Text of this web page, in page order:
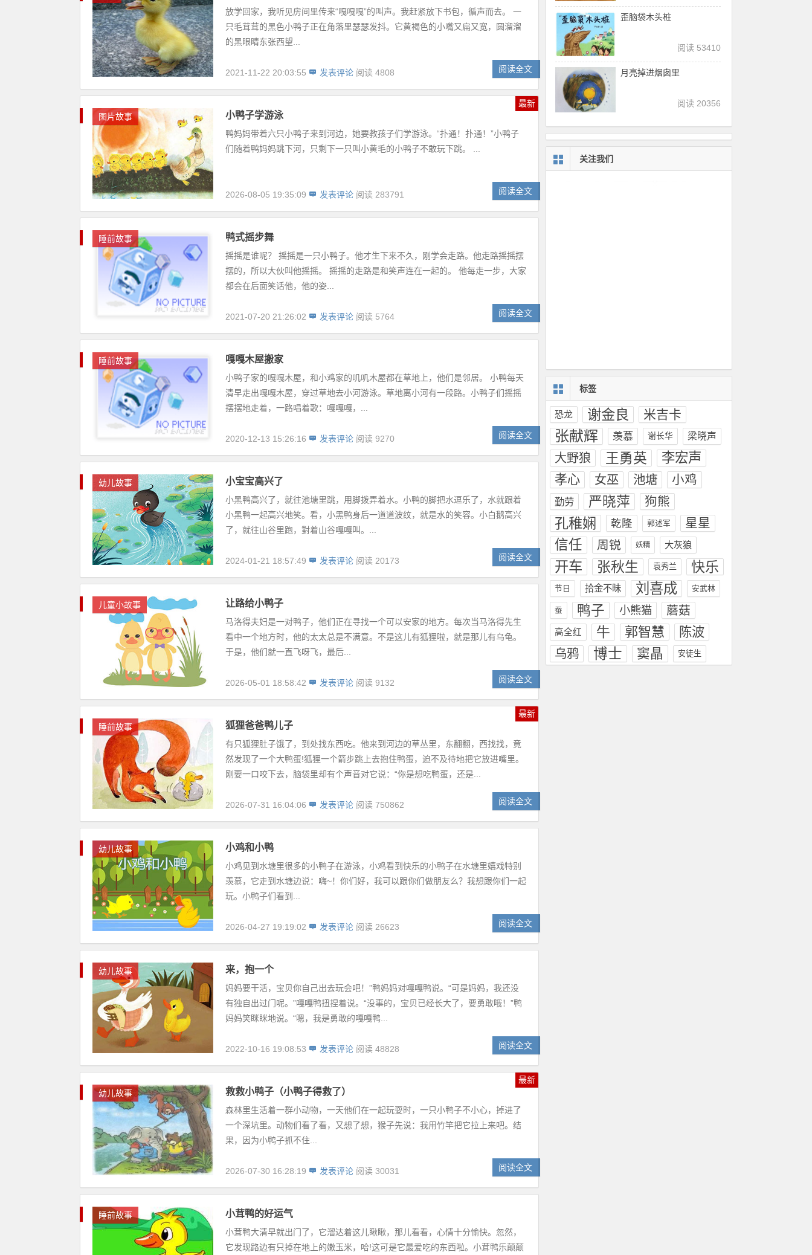
放学回家，我听见房间里传来“嘎嘎嘎”的叫声。我赶紧放下书包，循声而去。 一
只毛茸茸的黑色小鸭子正在角落里瑟瑟发抖。它黄褐色的小嘴又扁又宽，圆溜溜
的黑眼睛东张西望...
2021-11-22 20:03:55 发表评论 阅读 4808 阅读全文
图片故事 小鸭子学游泳
鸭妈妈带着六只小鸭子来到河边，她要教孩子们学游泳。“扑通！扑通！”小鸭子
们随着鸭妈妈跳下河，只剩下一只叫小黄毛的小鸭子不敢玩下跳。 ...
最新
2026-08-05 19:35:09 发表评论 阅读 283791 阅读全文
睡前故事 鸭式摇步舞
摇摇是谁呢？ 摇摇是一只小鸭子。他才生下来不久，刚学会走路。他走路摇摇摆
摆的，所以大伙叫他摇摇。 摇摇的走路是和笑声连在一起的。 他每走一步，大家
都会在后面笑话他，他的姿...
2021-07-20 21:26:02 发表评论 阅读 5764 阅读全文
睡前故事 嘎嘎木屋搬家
小鸭子家的嘎嘎木屋，和小鸡家的叽叽木屋都在草地上，他们是邻居。 小鸭每天
清早走出嘎嘎木屋，穿过草地去小河游泳。草地离小河有一段路。小鸭子们摇摇
摆摆地走着，一路唱着歌：嘎嘎嘎，...
2020-12-13 15:26:16 发表评论 阅读 9270 阅读全文
幼儿故事 小宝宝高兴了
小黑鸭高兴了，就往池塘里跳，用脚拨弄着水。小鸭的脚把水逗乐了，水就跟着
小黑鸭一起高兴地笑。看，小黑鸭身后一道道波纹，就是水的笑容。小白鹅高兴
了，就往山谷里跑，對着山谷嘎嘎叫。...
2024-01-21 18:57:49 发表评论 阅读 20173 阅读全文
儿童小故事 让路给小鸭子
马洛得夫妇是一对鸭子，他们正在寻找一个可以安家的地方。每次当马洛得先生
看中一个地方时，他的太太总是不满意。不是这儿有狐狸啦，就是那儿有乌龟。
于是，他们就一直飞呀飞，最后...
2026-05-01 18:58:42 发表评论 阅读 9132 阅读全文
睡前故事 狐狸爸爸鸭儿子
有只狐狸肚子饿了，到处找东西吃。他来到河边的草丛里，东翻翻，西找找，竟
然发现了一个大鸭蛋!狐狸一个箭步跳上去抱住鸭蛋，迫不及待地把它放进嘴里。
刚要一口咬下去，脑袋里却有个声音对它说：“你是想吃鸭蛋，还是...
最新
2026-07-31 16:04:06 发表评论 阅读 750862 阅读全文
幼儿故事 小鸡和小鸭
小鸡见到水塘里很多的小鸭子在游泳，小鸡看到快乐的小鸭子在水塘里嬉戏特别
羡慕，它走到水塘边说：嗨~！你们好，我可以跟你们做朋友么？我想跟你们一起
玩。小鸭子们看到...
2026-04-27 19:19:02 发表评论 阅读 26623 阅读全文
幼儿故事 来，抱一个
妈妈要干活，宝贝你自己出去玩会吧！”鸭妈妈对嘎嘎鸭说。“可是妈妈，我还没
有独自出过门呢。”嘎嘎鸭扭捏着说。“没事的，宝贝已经长大了，要勇敢哦！”鸭
妈妈笑眯眯地说。“嗯，我是勇敢的嘎嘎鸭...
2022-10-16 19:08:53 发表评论 阅读 48828 阅读全文
幼儿故事 救救小鸭子（小鸭子得救了）
森林里生活着一群小动物，一天他们在一起玩耍时，一只小鸭子不小心，掉进了
一个深坑里。动物们看了看，又想了想，猴子先说：我用竹竿把它拉上来吧。结
果，因为小鸭子抓不住...
最新
2026-07-30 16:28:19 发表评论 阅读 30031 阅读全文
睡前故事 小茸鸭的好运气
小茸鸭大清早就出门了，它溜达着这儿瞅瞅，那儿看看，心情十分愉快。忽然，
它发现路边有只掉在地上的嫩玉米，哈!这可是它最爱吃的东西啦。小茸鸭乐颠颠
歪脑袋木头桩
阅读 53410
月亮掉进烟囱里
阅读 20356
关注我们
标签
恐龙 谢金良 米吉卡
张献辉 羡慕 谢长华 梁晓声
大野狼 王勇英 李宏声
孝心 女巫 池塘 小鸡
勤劳 严晓萍 狗熊
孔稚娴 乾隆 郭述军 星星
信任 周锐 妖精 大灰狼
开车 张秋生 袁秀兰 快乐
节日 拾金不昧 刘喜成 安武林
蚕 鸭子 小熊猫 蘑菇
高全红 牛 郭智慧 陈波
乌鸦 博士 窦晶 安徒生